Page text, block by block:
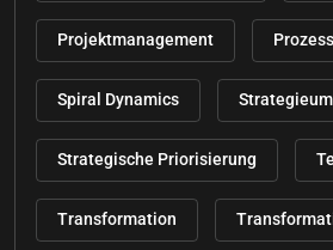
Projektmanagement
Spiral Dynamics
Strategische Priorisierung
Transformation